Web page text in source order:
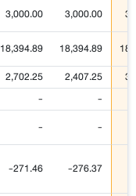
3,000.00 3,000.00
18,394.89 18,394.89
2,702.25 2,407.25
- -
- -
-271.46 -276.37